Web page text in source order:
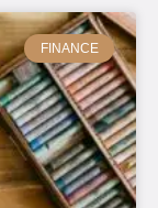
FINANCE